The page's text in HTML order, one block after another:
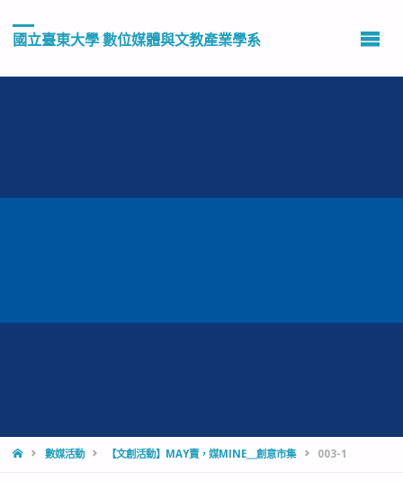
國立臺東大學 數位媒體與文教產業學系
HOME數媒活動 【文創活動】MAY賣，媒MINE＿創意市集 003-1